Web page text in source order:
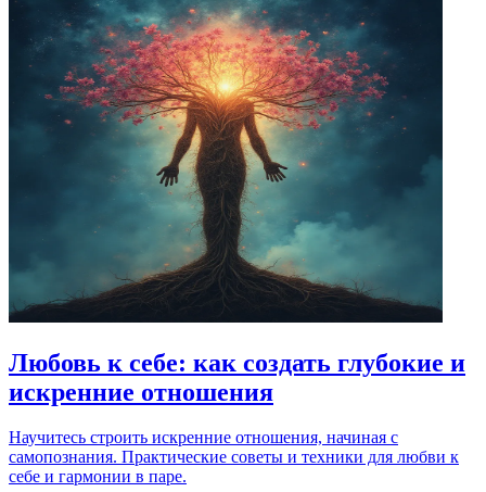
Любовь к себе: как создать глубокие и
искренние отношения
Научитесь строить искренние отношения, начиная с
самопознания. Практические советы и техники для любви к
себе и гармонии в паре.